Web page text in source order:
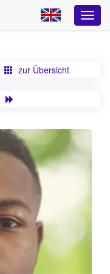
zur Übersicht